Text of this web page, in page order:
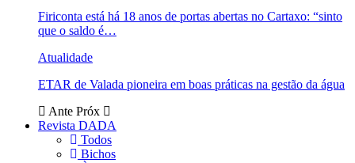
Firiconta está há 18 anos de portas abertas no Cartaxo: “sinto
que o saldo é…
Atualidade
ETAR de Valada pioneira em boas práticas na gestão da água
Ante Próx
Revista DADA
Todos
Bichos